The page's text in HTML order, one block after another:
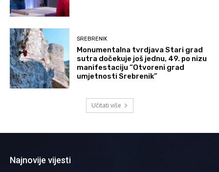
SREBRENIK
Monumentalna tvrdjava Stari grad
sutra dočekuje još jednu, 49. po nizu
manifestaciju “Otvoreni grad
umjetnosti Srebrenik”
Učitati više
Najnovije vijesti